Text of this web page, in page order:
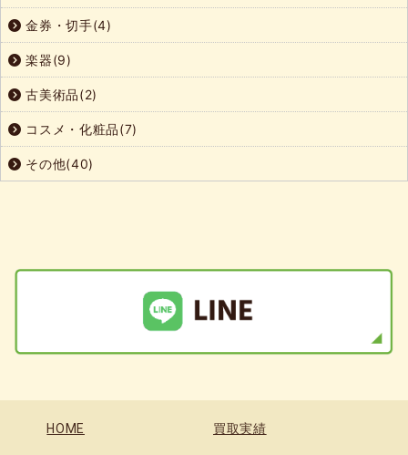
金券・切手(4)
楽器(9)
古美術品(2)
コスメ・化粧品(7)
その他(40)
HOME 買取実績